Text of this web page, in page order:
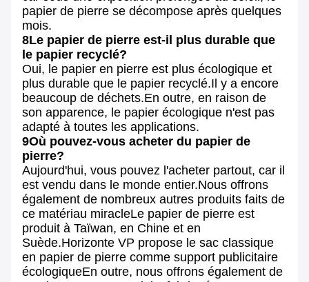
papier de pierre se décompose après quelques
mois.
8Le papier de pierre est-il plus durable que
le papier recyclé?
Oui, le papier en pierre est plus écologique et
plus durable que le papier recyclé.Il y a encore
beaucoup de déchets.En outre, en raison de
son apparence, le papier écologique n'est pas
adapté à toutes les applications.
9Où pouvez-vous acheter du papier de
pierre?
Aujourd'hui, vous pouvez l'acheter partout, car il
est vendu dans le monde entier.Nous offrons
également de nombreux autres produits faits de
ce matériau miracleLe papier de pierre est
produit à Taïwan, en Chine et en
Suède.Horizonte VP propose le sac classique
en papier de pierre comme support publicitaire
écologiqueEn outre, nous offrons également de